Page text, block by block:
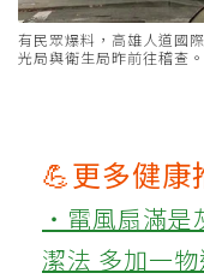
有民眾爆料，高雄人道國
光局與衛生局昨前往稽查
💪更多健康
‧電風扇滿是
潔法 多加一